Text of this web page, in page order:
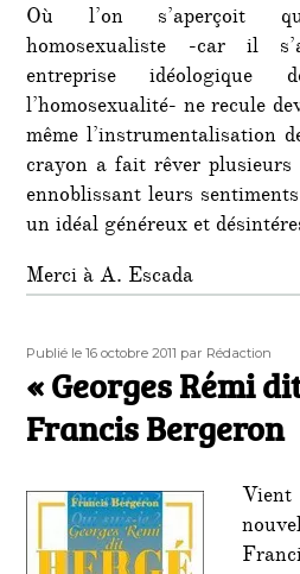
Où l’on s’aperçoit
homosexualiste -car il
entreprise idéologique
l’homosexualité- ne recule
même l’instrumentalisation
crayon a fait rêver plusieurs
ennoblissant leurs
un idéal généreux et
Merci à A. Escada
Publié
Publié le 16 octobre 2011 Auteur
par Rédaction
« Georges Rémi
Francis Bergeron